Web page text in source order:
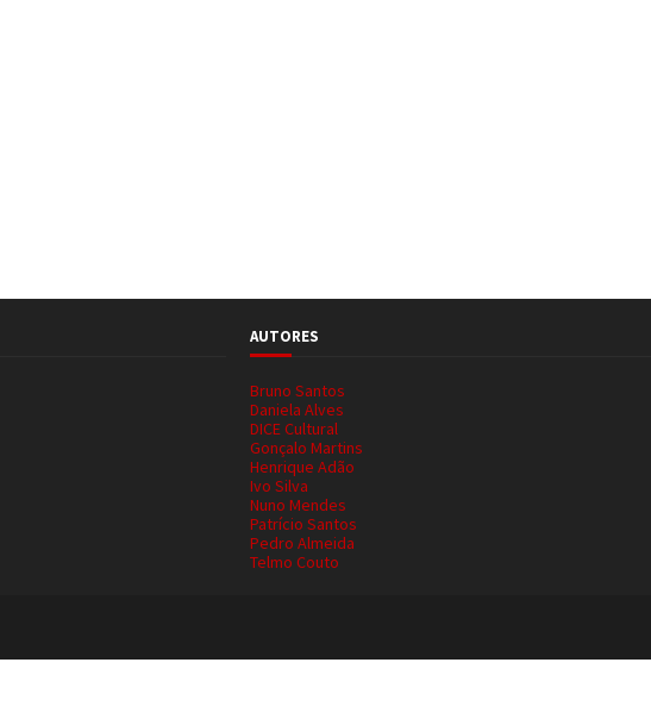
AUTORES
Bruno Santos
Daniela Alves
DICE Cultural
Gonçalo Martins
Henrique Adão
Ivo Silva
Nuno Mendes
Patrício Santos
Pedro Almeida
Telmo Couto